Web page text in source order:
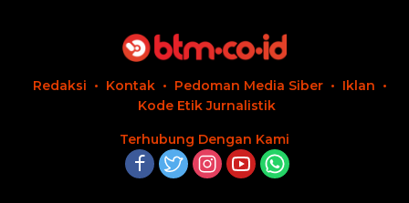
Redaksi Kontak Pedoman Media Siber
Iklan
Kode Etik Jurnalistik
Terhubung Dengan Kami